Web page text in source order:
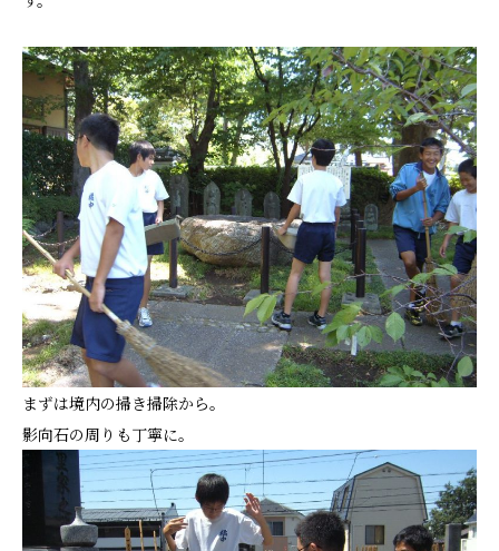
まずは境内の掃き掃除から。
影向石の周りも丁寧に。